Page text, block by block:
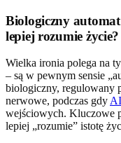
Biologiczny
lepiej rozumie życie?
Wielka ironia polega na
– są w pewnym sensie
biologiczny, regulowany
nerwowe, podczas gdy AI
wejściowych. Kluczowe
lepiej „rozumie” istotę